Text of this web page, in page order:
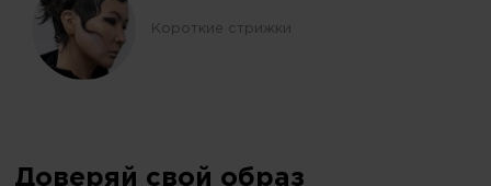
Короткие стрижки
Доверяй свой образ